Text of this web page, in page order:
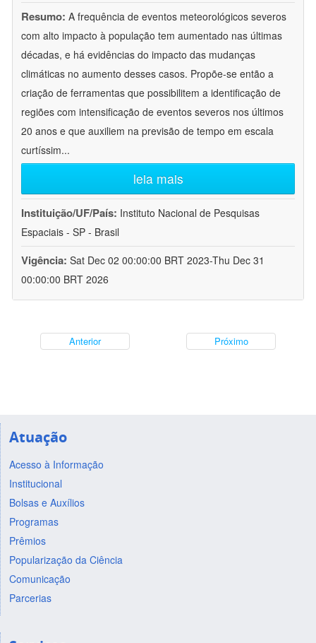
Resumo: A frequência de eventos meteorológicos severos
com alto impacto à população tem aumentado nas últimas
décadas, e há evidências do impacto das mudanças
climáticas no aumento desses casos. Propõe-se então a
criação de ferramentas que possibilitem a identificação de
regiões com intensificação de eventos severos nos últimos
20 anos e que auxiliem na previsão de tempo em escala
curtíssim...
leia mais
Instituição/UF/País: Instituto Nacional de Pesquisas
Espaciais - SP - Brasil
Vigência: Sat Dec 02 00:00:00 BRT 2023-Thu Dec 31
00:00:00 BRT 2026
Anterior Próximo
Atuação
Acesso à Informação
Institucional
Bolsas e Auxílios
Programas
Prêmios
Popularização da Ciência
Comunicação
Parcerias